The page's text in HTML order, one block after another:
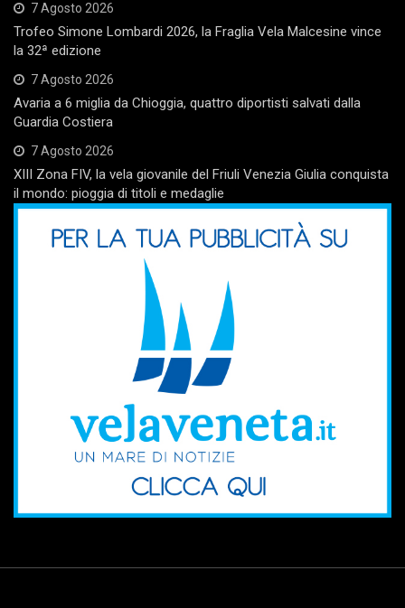
7 Agosto 2026
Trofeo Simone Lombardi 2026, la Fraglia Vela Malcesine vince
la 32ª edizione
7 Agosto 2026
Avaria a 6 miglia da Chioggia, quattro diportisti salvati dalla
Guardia Costiera
7 Agosto 2026
XIII Zona FIV, la vela giovanile del Friuli Venezia Giulia conquista
il mondo: pioggia di titoli e medaglie